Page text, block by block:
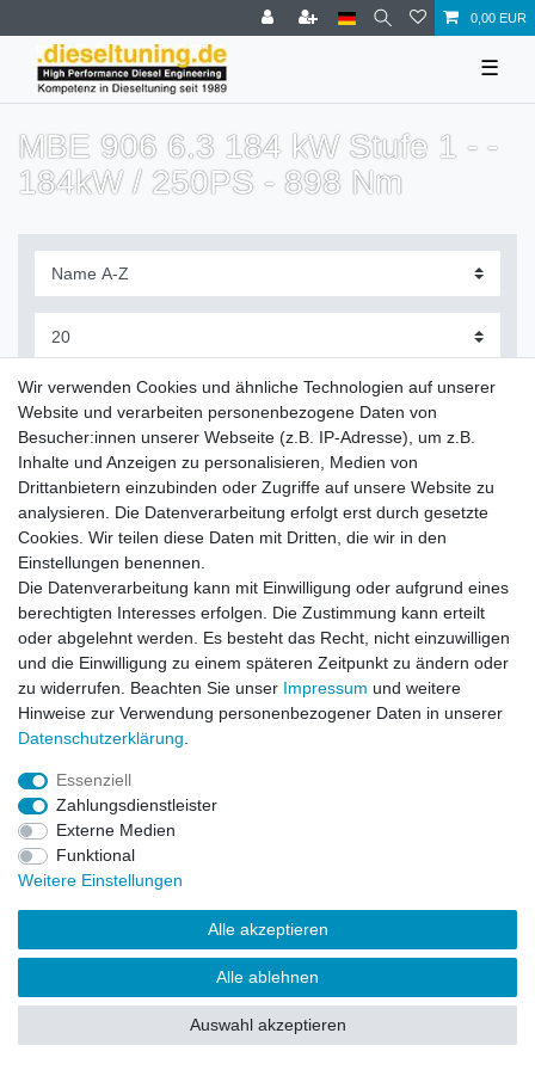
0,00 EUR
☰
MBE 906 6.3 184 kW Stufe 1 - -
184kW / 250PS - 898 Nm
Filter
Zahlung und Versand
Impressum Daten­schutz­erklärung AGB
Barrierefreiheitserklärung Widerrufs­recht
Vertrag widerrufen
© Copyright 2026 | Alle Rechte vorbehalten.
Wir verwenden Cookies und ähnliche Technologien auf unserer
Website und verarbeiten personenbezogene Daten von
Besucher:innen unserer Webseite (z.B. IP-Adresse), um z.B.
Inhalte und Anzeigen zu personalisieren, Medien von
Drittanbietern einzubinden oder Zugriffe auf unsere Website zu
analysieren. Die Datenverarbeitung erfolgt erst durch gesetzte
Cookies. Wir teilen diese Daten mit Dritten, die wir in den
Einstellungen benennen.
Die Datenverarbeitung kann mit Einwilligung oder aufgrund eines
berechtigten Interesses erfolgen. Die Zustimmung kann erteilt
oder abgelehnt werden. Es besteht das Recht, nicht einzuwilligen
und die Einwilligung zu einem späteren Zeitpunkt zu ändern oder
zu widerrufen. Beachten Sie unser Impressum und weitere
Hinweise zur Verwendung personenbezogener Daten in unserer
Daten­schutz­erklärung
Essenziell
Zahlungsdienstleister
Externe Medien
Funktional
Weitere Einstellungen
Alle akzeptieren
Alle ablehnen
Auswahl akzeptieren